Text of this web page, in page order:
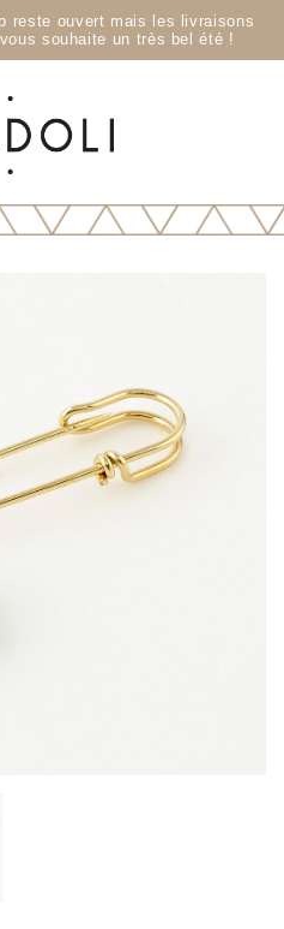
reste ouvert mais les livraisons
souhaite un très bel été !